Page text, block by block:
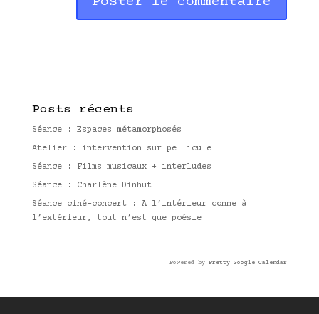
a
t
e
:
Posts récents
Séance : Espaces métamorphosés
Atelier : intervention sur pellicule
Séance : Films musicaux + interludes
Séance : Charlène Dinhut
Séance ciné-concert : A l’intérieur comme à
l’extérieur, tout n’est que poésie
Powered byPretty Google Calendar